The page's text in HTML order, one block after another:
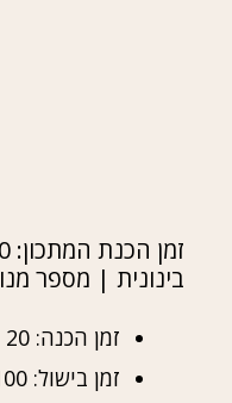
בינונית | מספר
זמן הכנה: 20 דקות
זמן בישול: 100 דקות